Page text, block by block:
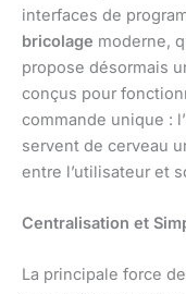
interfaces de
bricolage moderne,
propose désormais
conçus pour
commande unique : l’
servent de cerveau
entre l’utilisateur et
Centralisation et
La principale force